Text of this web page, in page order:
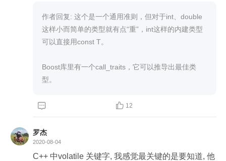
在声明mutable  std::mutex m; 需要加 mutable
作者回复: 这个是一个通用准则，但对于int、double
这样小而简单的类型就有点“重”，int这样的内建类型
可以直接用const T。
Boost库里有一个call_traits，它可以推导出最佳类
型。
  12
罗杰
2020-08-04
C++ 中volatile 关键字, 我感觉最关键的是要知道, 他